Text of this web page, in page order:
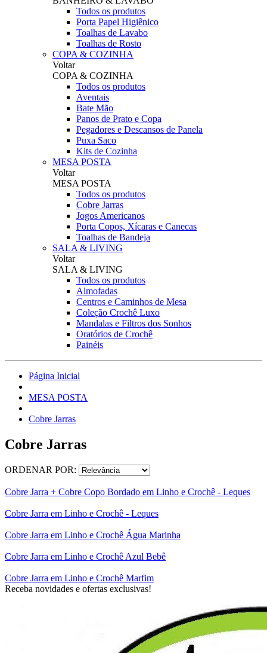
Todos os produtos
Porta Papel Higiênico
Toalhas de Lavabo
Toalhas de Rosto
COPA & COZINHA
Voltar
COPA & COZINHA
Todos os produtos
Aventais
Bate Mão
Panos de Prato e Copa
Pegadores e Descansos de Panela
Puxa Saco
Kits de Cozinha
MESA POSTA
Voltar
MESA POSTA
Todos os produtos
Cobre Jarras
Jogos Americanos
Porta Copos, Xícaras e Canecas
Toalhas de Bandeja
SALA & LIVING
Voltar
SALA & LIVING
Todos os produtos
Almofadas
Centros e Caminhos de Mesa
Coleção Crochê Luxo
Mandalas e Filtros dos Sonhos
Oratórios de Crochê
Painéis
Página Inicial
MESA POSTA
Cobre Jarras
Cobre Jarras
ORDENAR POR:
Cobre Jarra + Cobre Copo Bordado em Linho e Crochê - Leques
Cobre Jarra em Linho e Crochê - Leques
Cobre Jarra em Linho e Crochê Água Marinha
Cobre Jarra em Linho e Crochê Azul Bebê
Cobre Jarra em Linho e Crochê Marfim
Receba novidades e ofertas exclusivas!